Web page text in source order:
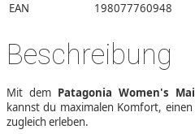
EAN 198077760948
Beschreibung
Mit dem Patagonia Women's
kannst du maximalen Komfort,
zugleich erleben.